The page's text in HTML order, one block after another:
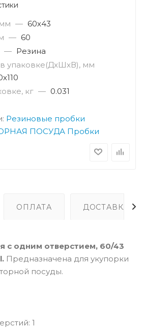
— 60х43
— 60
— Резина
упаковке(ДxШxВ), мм
кг — 0.031
Резиновые пробки
ПОСУДА Пробки
ОПЛАТА ДОСТАВКА
с одним отверстием, 60/43
Предназначена для укупорки
посуды.
1